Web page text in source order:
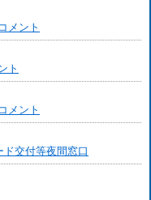
メント
ト
メント
ド交付等夜間窓口